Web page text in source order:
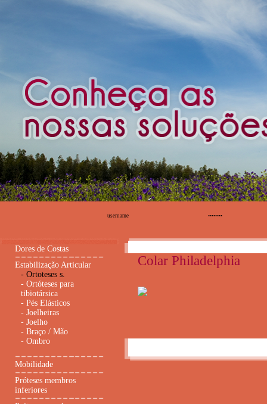
Dores de Costas
Estabilização Articular
- Ortoteses s.
- Ortóteses para
tibiotársica
- Pés Elásticos
- Joelheiras
- Joelho
- Braço / Mão
- Ombro
Mobilidade
Próteses membros
inferiores
Colar Philadelphia